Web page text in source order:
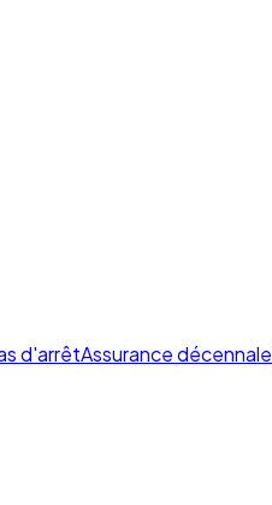
d'arrêtAssurance décennale